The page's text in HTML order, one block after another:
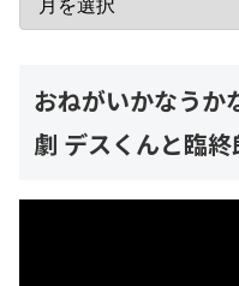
おねがいかなうか
劇 デスくんと臨終